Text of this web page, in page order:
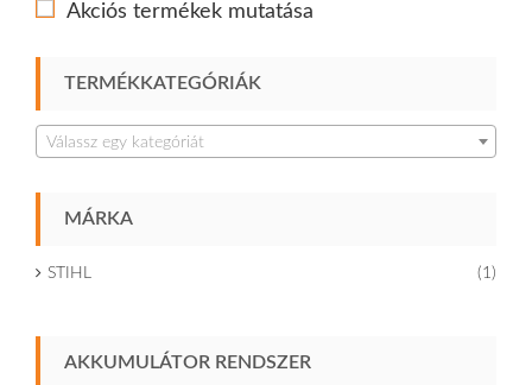
Akciós termékek mutatása
TERMÉKKATEGÓRIÁK
Válassz egy kategóriát
MÁRKA
STIHL (1)
AKKUMULÁTOR RENDSZER